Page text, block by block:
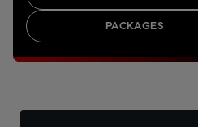
PACKAGES